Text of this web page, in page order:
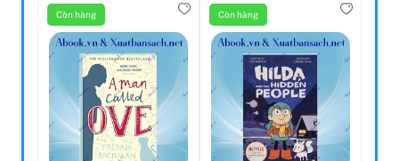
Còn hàng Còn hàng